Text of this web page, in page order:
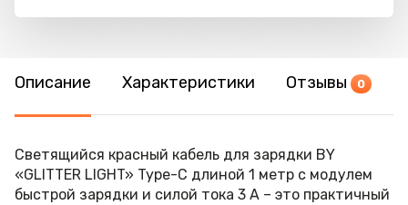
Описание Характеристики Отзывы 0
Светящийся красный кабель для зарядки BY
«GLITTER LIGHT» Type-C длиной 1 метр с модулем
быстрой зарядки и силой тока 3 А – это практичный